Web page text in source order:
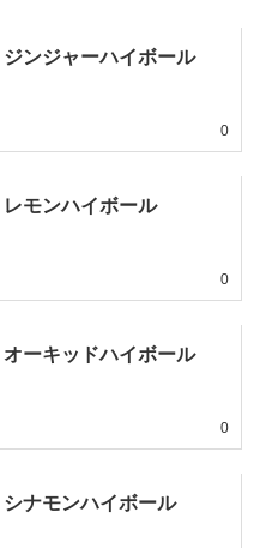
ジンジャーハイボール
0
レモンハイボール
0
オーキッドハイボール
0
シナモンハイボール